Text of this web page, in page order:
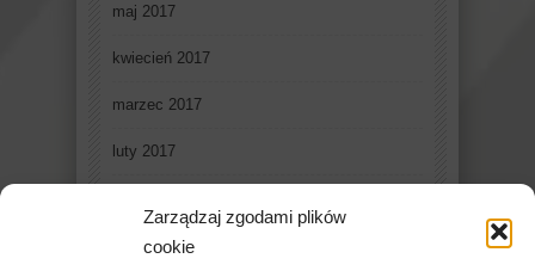
Zarządzaj zgodami plików
cookie
maj 2017
kwiecień 2017
marzec 2017
luty 2017
grudzień 2016